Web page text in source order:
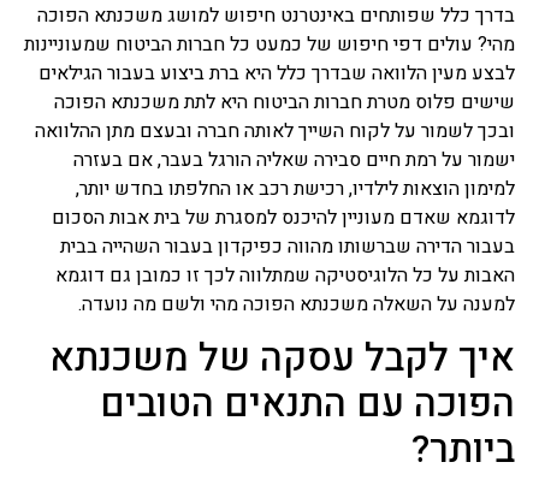
מחשבון משכנתא
אתם בהליך של קניית נכס
נדלן בין אם זה דירה לכם או
משרד לעסק שלכם, לידיעתכם
הסכום שאתם לווים הוא לא
הסכום שבסופו יוחזר לאחר
תקופה מסוימת, משכנתא
מחשבון שכזה מאפשר לכם
לחשב בכל צורה את ההחזרים
הצפויים, כמה בסופו של דבר
יהיה הסכום הכולל בגמר הליך
תשלומי המשכנתא, כל נושא
חישובי ריבית קרן, הצמדות
משכנתא שכזה יכול לחסוך
הרבה סרבול ואי הבנה בנושא
הליך התשלומים.
בדרך כלל שפותחים באינטרנט חיפוש למושג משכנתא הפוכה
מהי? עולים דפי חיפוש של כמעט כל חברות הביטוח שמעוניינות
לבצע מעין הלוואה שבדרך כלל היא ברת ביצוע בעבור הגילאים
שישים פלוס מטרת חברות הביטוח היא לתת משכנתא הפוכה
ובכך לשמור על לקוח השייך לאותה חברה ובעצם מתן ההלוואה
ישמור על רמת חיים סבירה שאליה הורגל בעבר, אם בעזרה
למימון הוצאות לילדיו, רכישת רכב או החלפתו בחדש יותר,
לדוגמא שאדם מעוניין להיכנס למסגרת של בית אבות הסכום
בעבור הדירה שברשותו מהווה כפיקדון בעבור השהייה בבית
האבות על כל הלוגיסטיקה שמתלווה לכך זו כמובן גם דוגמא
למענה על השאלה משכנתא הפוכה מהי ולשם מה נועדה.
איך לקבל עסקה של משכנתא
הפוכה עם התנאים הטובים
ביותר?